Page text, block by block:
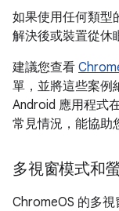
如果使用任何類型
解決後或裝置從休
建議您查看
單，並將這些案例
Android 應用程式
常見情況，能協助
多視窗模式和
ChromeOS 的多